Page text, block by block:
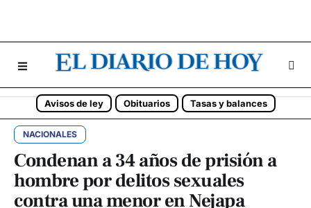
Avisos de ley Obituarios Tasas y balances
NACIONALES
Condenan a 34 años de prisión a
hombre por delitos sexuales
contra una menor en Nejapa